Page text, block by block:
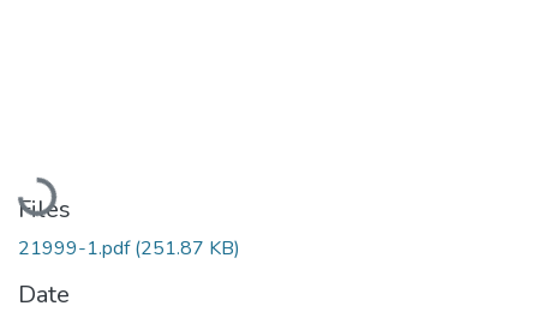
Loading...
Files
21999-1.pdf(251.87 KB)
Date